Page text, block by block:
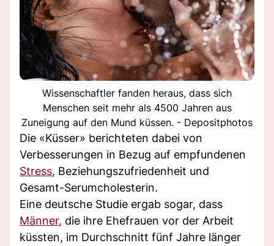
Wissenschaftler fanden heraus, dass sich
Menschen seit mehr als 4500 Jahren aus
Zuneigung auf den Mund küssen. - Depositphotos
Die «Küsser» berichteten dabei von
Verbesserungen in Bezug auf empfundenen
Stress, Beziehungszufriedenheit und
Gesamt-Serumcholesterin.
Eine deutsche Studie ergab sogar, dass
Männer, die ihre Ehefrauen vor der Arbeit
küssten, im Durchschnitt fünf Jahre länger